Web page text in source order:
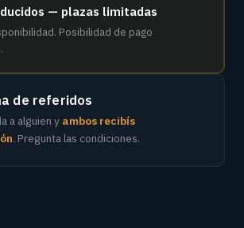
— plazas limitadas
Posibilidad de pago
de referidos
a alguien y ambos recibís
. Pregunta las condiciones.